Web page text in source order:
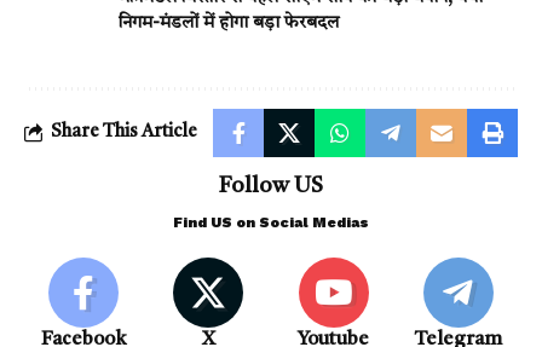
निगम-मंडलों में होगा बड़ा फेरबदल
Share This Article
Follow US
Find US on Social Medias
Facebook X Youtube Telegram